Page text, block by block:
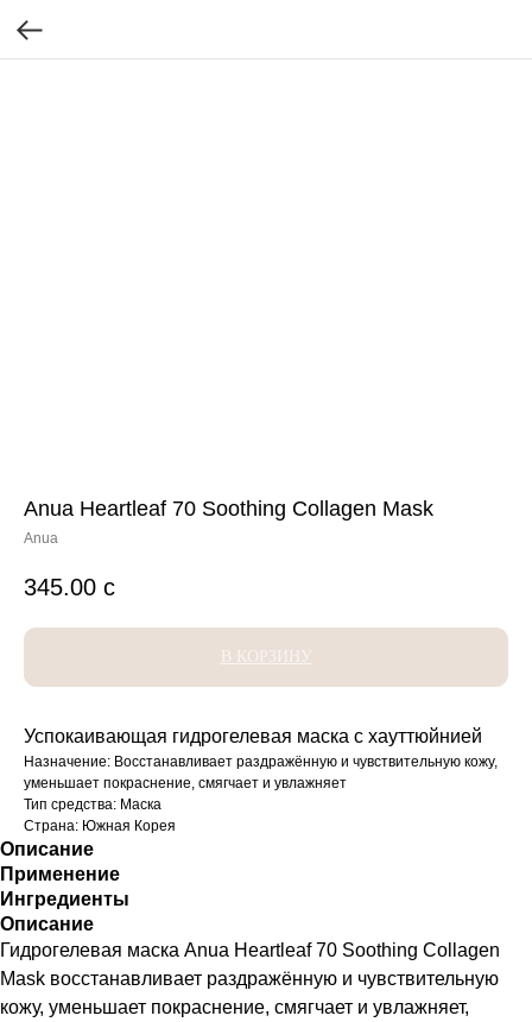
Anua Heartleaf 70 Soothing Collagen Mask
Anua
345.00 с
В КОРЗИНУ
Успокаивающая гидрогелевая маска с хауттюйнией
Назначение: Восстанавливает раздражённую и чувствительную кожу,
уменьшает покраснение, смягчает и увлажняет
Тип средства: Маска
Страна: Южная Корея
Описание
Применение
Ингредиенты
Описание
Гидрогелевая маска Anua Heartleaf 70 Soothing Collagen
Mask восстанавливает раздражённую и чувствительную
кожу, уменьшает покраснение, смягчает и увлажняет,